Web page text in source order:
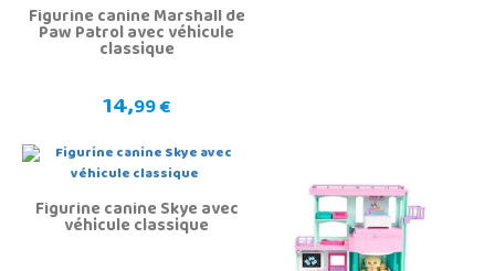
Figurine canine Marshall de
Paw Patrol avec véhicule
classique
14,99 €
Figurine canine Skye avec
véhicule classique